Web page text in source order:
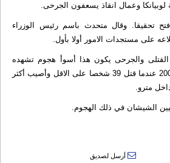
وعمال انقاذ يسعفون الجرحى.
تحقيقا. وقال متحدث باسم رئيس الوزراء
على مستجدات الامور أولا بأول.
والجرحى يكون هذا أسوأ هجوم تشهده
موسكو منذ فبراير شباط 2004 عندما قتل 39 شخصا على الاقل وأصيب أكثر
الشيشان في ذلك الهجوم.
أرسل لصديق